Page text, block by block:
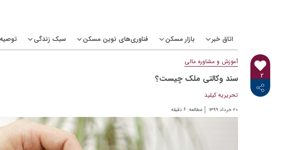
اتاق خبر بازار مسکن فناوری‌های نوین مسکن سبک زندگی
۲
<i class="icon-twitter"></i>
<i class="icon-telegram-plane"></i>
<i class="icon-linkedin"></i>
آموزش و مشاوره مالی
سند وکالتی ملک چیست؟
تحریریه کیلید
۲۰ خرداد ۱۳۹۹ مطالعه: ۶ دقیقه